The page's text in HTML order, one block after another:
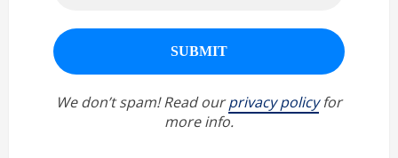
We don’t spam! Read ourprivacy policyfor
more info.